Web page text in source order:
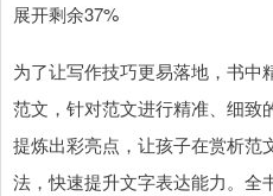
展开剩余37%
为了让写作技巧更易落地，书中
范文，针对范文进行精准、细致
提炼出彩亮点，让孩子在赏析范
法，快速提升文字表达能力。全